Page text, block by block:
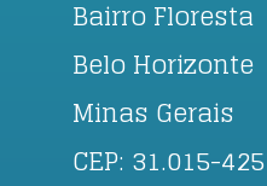
Bairro Floresta
Belo Horizonte
Minas Gerais
CEP: 31.015-425